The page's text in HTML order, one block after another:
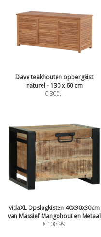
Dave teakhouten opbergkist
naturel - 130 x 60 cm
€ 800,-
vidaXL Opslagkisten 40x30x30cm
van Massief Mangohout en Metaal
€ 108,99